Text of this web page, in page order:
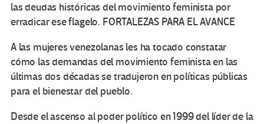
las deudas históricas del movimiento feminista por
erradicar ese flagelo. FORTALEZAS PARA EL AVANCE
A las mujeres venezolanas les ha tocado constatar
cómo las demandas del movimiento feminista en las
últimas dos décadas se tradujeron en políticas públicas
para el bienestar del pueblo.
Desde el ascenso al poder político en 1999 del líder de la